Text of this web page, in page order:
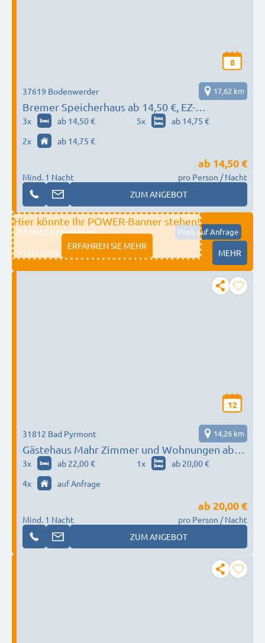
8
Bremer Speicherhaus ab 14,50 €, EZ-
Appartment
37619 Bodenwerder 17,62 km
3x ab 14,50 € 5x
ab 14,75 €
2x ab 14,75 €
Mind. 1 Nacht
ab 14,50 €
pro Person / Nacht
ZUM ANGEBOT
Hier könnte Ihr POWER-Banner stehen!
ERFAHREN SIE MEHR
Monteurzimmer Preis auf Anfrage
11333 fulda MEHR
12
Gästehaus Mahr Zimmer und Wohnungen ab
15,00€ p/P
31812 Bad Pyrmont 14,26 km
3x ab 22,00 € 1x
ab 20,00 €
4x auf Anfrage
Mind. 1 Nacht
ab 20,00 €
pro Person / Nacht
ZUM ANGEBOT